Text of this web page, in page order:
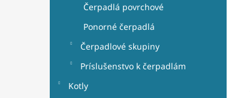
Čerpadlá povrchové
Ponorné čerpadlá
Čerpadlové skupiny
Príslušenstvo k čerpadlám
Kotly